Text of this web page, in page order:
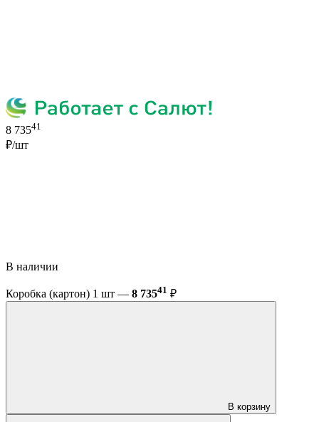
8 73541
₽/шт
В наличии
Коробка (картон) 1 шт — 8 73541 ₽
В корзину